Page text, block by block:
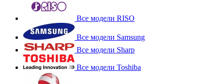
Все модели RISO
Все модели Samsung
Все модели Sharp
Все модели Toshiba